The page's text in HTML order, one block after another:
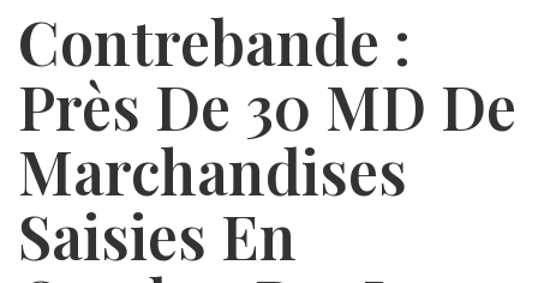
Contrebande :
Près De 30 MD De
Marchandises
Saisies En